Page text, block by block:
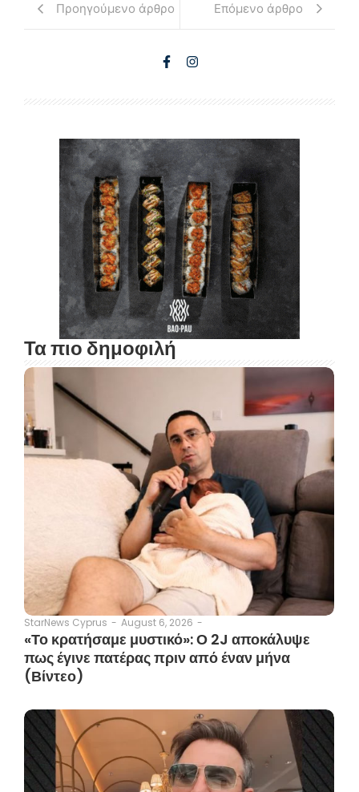
Προηγούμενο άρθρο Επόμενο άρθρο
Τα πιο δημοφιλή
StarNews Cyprus - August 6, 2026 -
«Το κρατήσαμε μυστικό»: Ο 2J αποκάλυψε
πως έγινε πατέρας πριν από έναν μήνα
(Βίντεο)